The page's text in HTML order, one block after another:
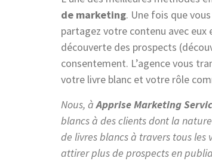
de marketing. Une fois que
partagez votre contenu avec
découverte des prospects
consentement. L’agence vous
votre livre blanc et votre rôle
Nous, àApprise Marketing
blancs à des clients dont la
de livres blancs à travers tous les
attirer plus de prospects en